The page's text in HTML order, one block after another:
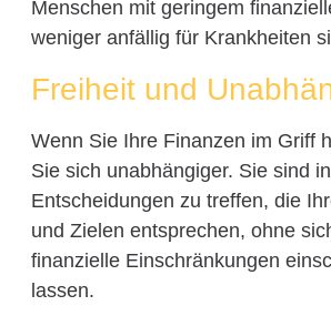
Menschen mit geringem
weniger anfällig für Krankheiten
Freiheit und
Wenn Sie Ihre Finanzen im Griff
Sie sich unabhängiger. Sie sind
Entscheidungen zu treffen, die
und Zielen entsprechen, ohne
finanzielle Einschränkungen
lassen.